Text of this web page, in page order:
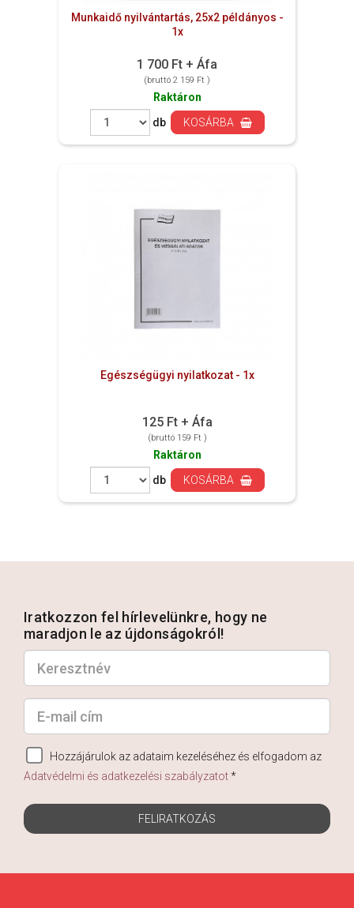
Munkaidő nyilvántartás, 25x2 példányos -
1x
1 700 Ft + Áfa
(bruttó 2 159 Ft )
Raktáron
db
KOSÁRBA
Egészségügyi nyilatkozat - 1x
125 Ft + Áfa
(bruttó 159 Ft )
Raktáron
db
KOSÁRBA
Iratkozzon fel hírlevelünkre, hogy ne
maradjon le az újdonságokról!
Hozzájárulok az adataim kezeléséhez és elfogadom az
Adatvédelmi és adatkezelési szabályzatot*
FELIRATKOZÁS